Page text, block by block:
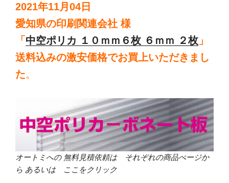
2021年11月04日
愛知県の印刷関連会社 様
「中空ポリカ １０ｍｍ６枚 ６ｍｍ ２枚 」
送料込みの激安価格でお買上いただきまし
た。
オートミへの 無料見積依頼は それぞれの商品ぺージか
ら あるいは ここをクリック